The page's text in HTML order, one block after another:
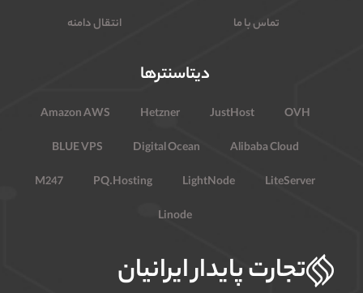
انتقال دامنه
تماس با ما
دیتاسنترها
Amazon AWS Hetzner JustHost
OVH
BLUE VPS
Digital Ocean
Alibaba Cloud
M247
PQ.Hosting LightNode
LiteServer
Linode
تجارت پایدار ایرانیان